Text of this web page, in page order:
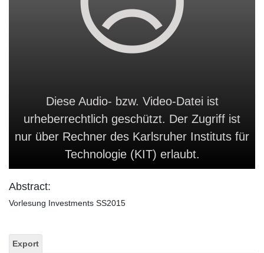
Diese Audio- bzw. Video-Datei ist
urheberrechtlich geschützt. Der Zugriff ist
nur über Rechner des Karlsruher Instituts für
Technologie (KIT) erlaubt.
Abstract:
Vorlesung Investments SS2015
Export